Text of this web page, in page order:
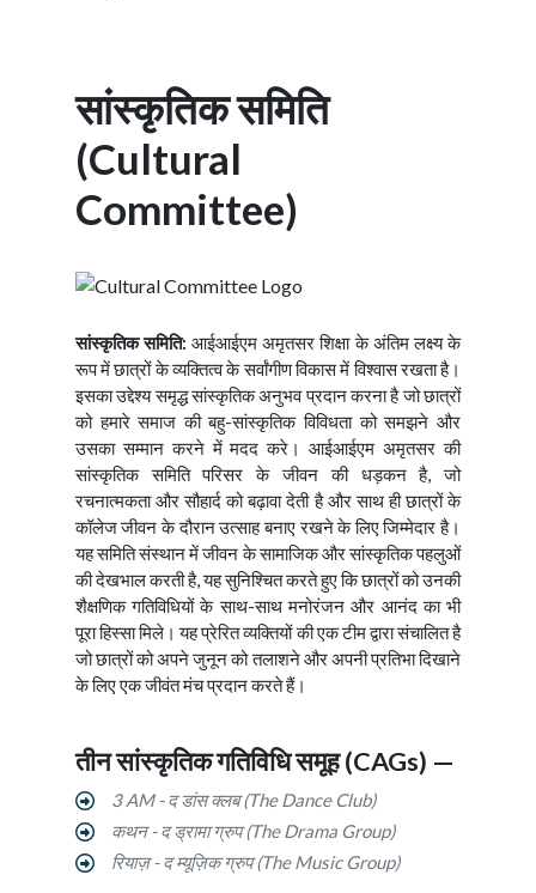
सांस्कृतिक समिति
(Cultural
Committee)
सांस्कृतिक समिति: आईआईएम अमृतसर शिक्षा के अंतिम लक्ष्य के
रूप में छात्रों के व्यक्तित्व के सर्वांगीण विकास में विश्वास रखता है।
इसका उद्देश्य समृद्ध सांस्कृतिक अनुभव प्रदान करना है जो छात्रों
को हमारे समाज की बहु-सांस्कृतिक विविधता को समझने और
उसका सम्मान करने में मदद करे। आईआईएम अमृतसर की
सांस्कृतिक समिति परिसर के जीवन की धड़कन है, जो
रचनात्मकता और सौहार्द को बढ़ावा देती है और साथ ही छात्रों के
कॉलेज जीवन के दौरान उत्साह बनाए रखने के लिए जिम्मेदार है।
यह समिति संस्थान में जीवन के सामाजिक और सांस्कृतिक पहलुओं
की देखभाल करती है, यह सुनिश्चित करते हुए कि छात्रों को उनकी
शैक्षणिक गतिविधियों के साथ-साथ मनोरंजन और आनंद का भी
पूरा हिस्सा मिले। यह प्रेरित व्यक्तियों की एक टीम द्वारा संचालित है
जो छात्रों को अपने जुनून को तलाशने और अपनी प्रतिभा दिखाने
के लिए एक जीवंत मंच प्रदान करते हैं।
तीन सांस्कृतिक गतिविधि समूह (CAGs) —
3 AM - द डांस क्लब (The Dance Club)
कथन - द ड्रामा ग्रुप (The Drama Group)
रियाज़ - द म्यूज़िक ग्रुप (The Music Group)